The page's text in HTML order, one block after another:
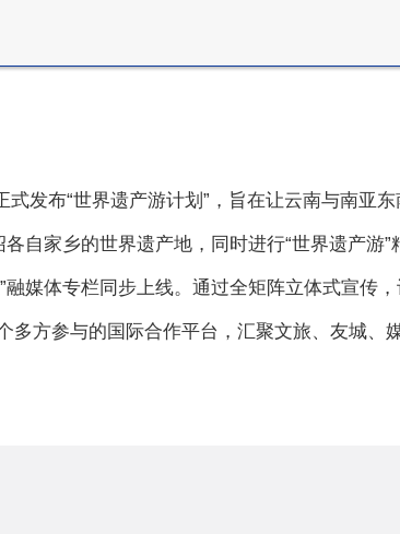
发布“世界遗产游计划”，旨在让云南与南亚
自家乡的世界遗产地，同时进行“世界遗产游”
媒体专栏同步上线。通过全矩阵立体式宣传，
多方参与的国际合作平台，汇聚文旅、友城